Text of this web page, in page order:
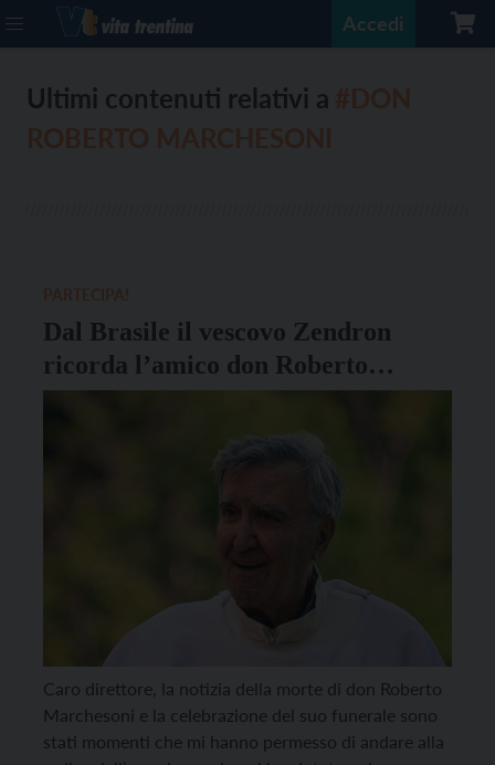
Accedi
Ultimi contenuti relativi a
Dal Brasile il vescovo Zendron
ricorda l’amico don Roberto
Marchesoni
Caro direttore, la notizia della morte di don Roberto
Marchesoni e la celebrazione del suo funerale sono
stati momenti che mi hanno permesso di andare alla